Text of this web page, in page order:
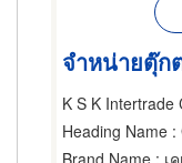
จำหน่ายตุ๊ก
K S K Intertrade
Heading Name :
Brand Name : เ